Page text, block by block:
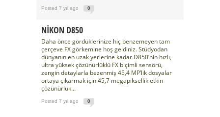
Posted 7 yıl ago 0
NİKON D850
Daha önce gördüklerinize hiç benzemeyen tam
çerçeve FX görkemine hoş geldiniz. Stüdyodan
dünyanın en uzak yerlerine kadar.D850’nin hızlı,
ultra yüksek çözünürlüklü FX biçimli sensörü,
zengin detaylarla bezenmiş 45,4 MP’lik dosyalar
ortaya çıkarmak için 45,7 megapiksellik etkin
çözünürlük...
Posted 7 yıl ago 0